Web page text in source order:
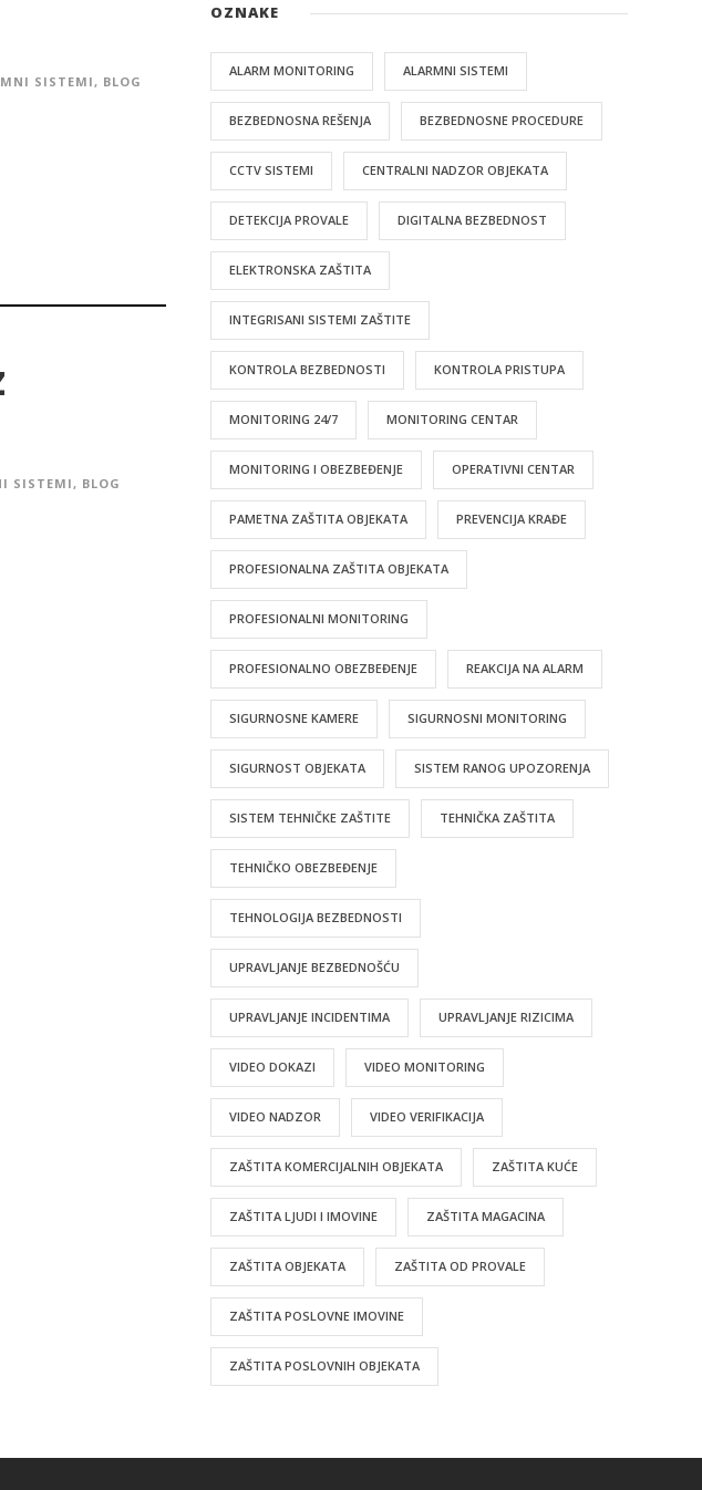
SISTEMI , BLOG
SISTEMI , BLOG
OZNAKE
ALARM MONITORING ALARMNI SISTEMI
BEZBEDNOSNA REŠENJA BEZBEDNOSNE PROCEDURE
CCTV SISTEMI CENTRALNI NADZOR OBJEKATA
DETEKCIJA PROVALE DIGITALNA BEZBEDNOST
ELEKTRONSKA ZAŠTITA
INTEGRISANI SISTEMI ZAŠTITE
KONTROLA BEZBEDNOSTI KONTROLA PRISTUPA
MONITORING 24/7 MONITORING CENTAR
MONITORING I OBEZBEĐENJE OPERATIVNI CENTAR
PAMETNA ZAŠTITA OBJEKATA PREVENCIJA KRAĐE
PROFESIONALNA ZAŠTITA OBJEKATA
PROFESIONALNI MONITORING
PROFESIONALNO OBEZBEĐENJE REAKCIJA NA ALARM
SIGURNOSNE KAMERE SIGURNOSNI MONITORING
SIGURNOST OBJEKATA SISTEM RANOG UPOZORENJA
SISTEM TEHNIČKE ZAŠTITE TEHNIČKA ZAŠTITA
TEHNIČKO OBEZBEĐENJE
TEHNOLOGIJA BEZBEDNOSTI
UPRAVLJANJE BEZBEDNOŠĆU
UPRAVLJANJE INCIDENTIMA UPRAVLJANJE RIZICIMA
VIDEO DOKAZI VIDEO MONITORING
VIDEO NADZOR VIDEO VERIFIKACIJA
ZAŠTITA KOMERCIJALNIH OBJEKATA ZAŠTITA KUĆE
ZAŠTITA LJUDI I IMOVINE ZAŠTITA MAGACINA
ZAŠTITA OBJEKATA ZAŠTITA OD PROVALE
ZAŠTITA POSLOVNE IMOVINE
ZAŠTITA POSLOVNIH OBJEKATA